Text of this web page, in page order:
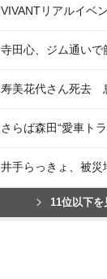
VIVANTリアルイベ
寺田心、ジム通い
寿美花代さん死去
さらば森田“愛車ト
井手らっきょ、被災
11位以下を